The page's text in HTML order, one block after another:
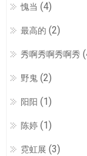
愧当 (4)
最高的 (2)
秀啊秀啊秀啊秀
野鬼 (2)
阳阳 (1)
陈婷 (1)
霓虹展 (3)